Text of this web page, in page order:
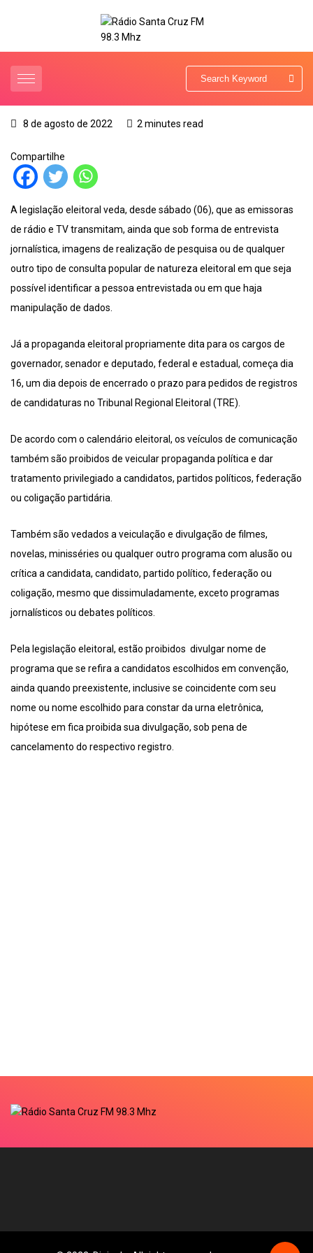
8 de agosto de 2022 2 minutes read
Compartilhe
A legislação eleitoral veda, desde sábado (06), que as emissoras
de rádio e TV transmitam, ainda que sob forma de entrevista
jornalística, imagens de realização de pesquisa ou de qualquer
outro tipo de consulta popular de natureza eleitoral em que seja
possível identificar a pessoa entrevistada ou em que haja
manipulação de dados.
Já a propaganda eleitoral propriamente dita para os cargos de
governador, senador e deputado, federal e estadual, começa dia
16, um dia depois de encerrado o prazo para pedidos de registros
de candidaturas no Tribunal Regional Eleitoral (TRE).
De acordo com o calendário eleitoral, os veículos de comunicação
também são proibidos de veicular propaganda política e dar
tratamento privilegiado a candidatos, partidos políticos, federação
ou coligação partidária.
Também são vedados a veiculação e divulgação de filmes,
novelas, minisséries ou qualquer outro programa com alusão ou
crítica a candidata, candidato, partido político, federação ou
coligação, mesmo que dissimuladamente, exceto programas
jornalísticos ou debates políticos.
Pela legislação eleitoral, estão proibidos divulgar nome de
programa que se refira a candidatos escolhidos em convenção,
ainda quando preexistente, inclusive se coincidente com seu
nome ou nome escolhido para constar da urna eletrônica,
hipótese em fica proibida sua divulgação, sob pena de
cancelamento do respectivo registro.